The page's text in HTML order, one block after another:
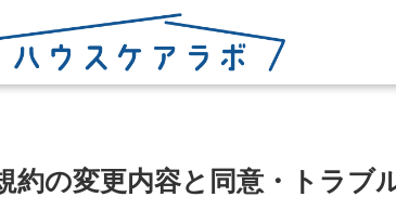
約の変更内容と同意・トラブ